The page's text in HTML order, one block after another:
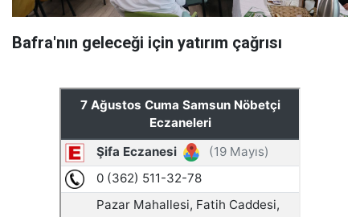
Bafra'nın geleceği için yatırım çağrısı